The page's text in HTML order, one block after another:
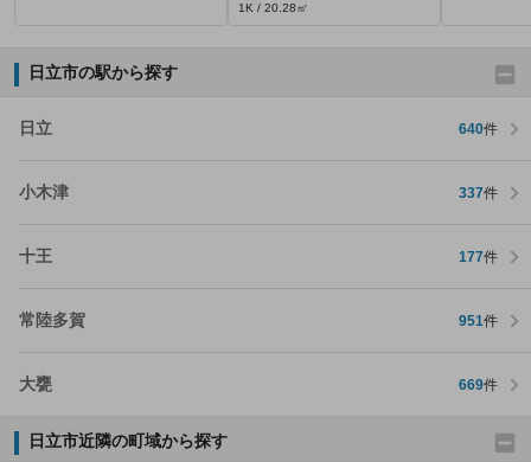
1K / 20.28㎡
日立市の駅から探す
日立 640件
小木津 337件
十王 177件
常陸多賀 951件
大甕 669件
日立市近隣の町域から探す